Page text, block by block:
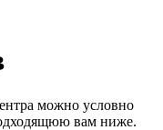
можно условно
вам ниже.